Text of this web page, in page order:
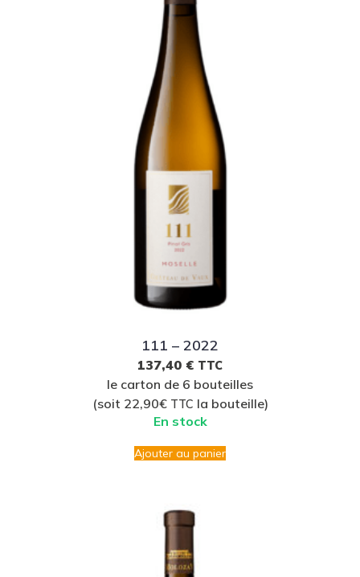
111 – 2022
137,40 € TTC
le carton de 6 bouteilles
(soit 22,90€ TTC la bouteille)
En stock
Ajouter au panier